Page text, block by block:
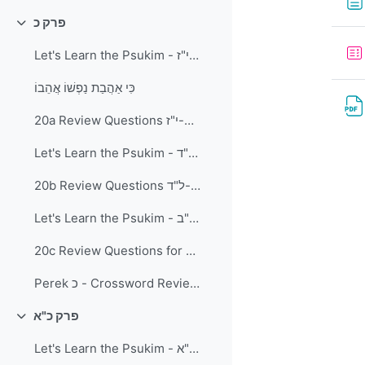
Collapse
פרק כ
Let's Learn the Psukim - פרק כ' פסוקים א'-י"ז
כִּי אַהֲבַת נַפְשׁוֹ אֲהֵבוֹ
20a Review Questions פרק כ' פסוקים א-י"ז
Let's Learn the Psukim - פרק כ' פסוקים י"ח-ל"ד
20b Review Questions פרק כ' פסוקים י"ח-ל"ד
Let's Learn the Psukim - פרק כ' פסוקים ל"ה-מ"ב
20c Review Questions for פרק כ' פסוקים לה-מ"ב
Perek כ - Crossword Review (Download and print)
Collapse
פרק כ"א
Let's Learn the Psukim - פרק כ"א